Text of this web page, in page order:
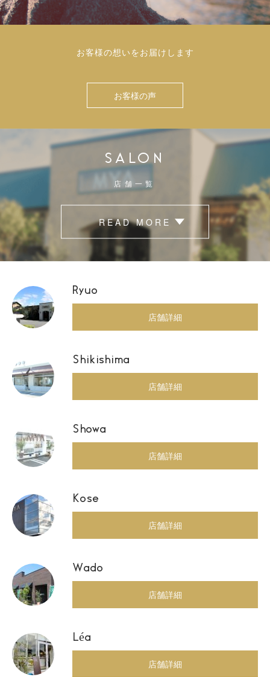
お客様の想いをお届けします
お客様の声
SALON
店舗一覧
READ MORE
Ryuo
店舗詳細
Shikishima
店舗詳細
Showa
店舗詳細
Kose
店舗詳細
Wado
店舗詳細
Léa
店舗詳細